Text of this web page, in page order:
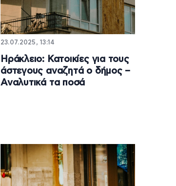
23.07.2025, 13:14
Ηράκλειο: Κατοικίες για τους
άστεγους αναζητά ο δήμος –
Αναλυτικά τα ποσά